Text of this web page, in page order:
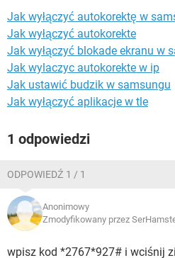
Jak wyłączyć autokorektę w
Jak wyłączyć autokorekte
Jak wyłączyć blokade ekranu w
Jak wylaczyc autokorekte w ip
Jak ustawić budzik w samsungu
Jak wyłączyć aplikacje w tle
1 odpowiedzi
ODPOWIEDŹ 1 / 1
Anonimowy
Zmodyfikowany przez
wpisz kod *2767*927# i wciśnij